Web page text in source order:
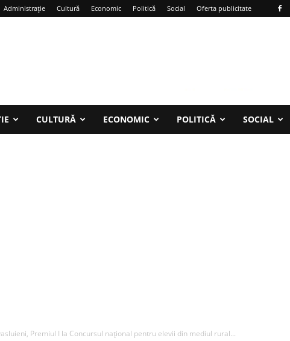
Administrație Cultură Economic Politică Social Oferta publicitate
CULTURĂ ECONOMIC POLITICĂ SOCIAL
Premiul I la Concursul național pentru elevii din mediul rural...